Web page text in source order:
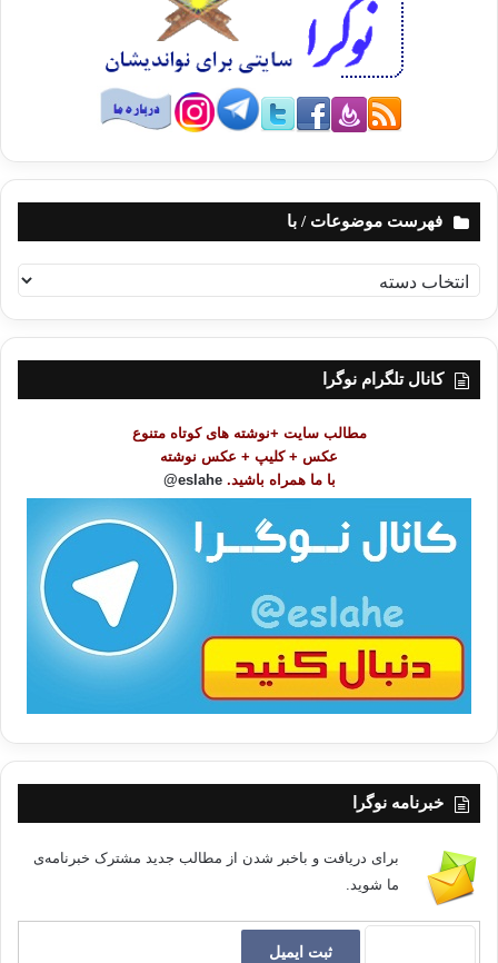
فهرست موضوعات / با
ه
ر
کانال تلگرام نوگرا
مطالب سایت +نوشته های کوتاه متنوع
عکس + کلیپ + عکس نوشته
با ما همراه باشید. eslahe@
خبرنامه نوگرا
برای دریافت و باخبر شدن از مطالب جدید مشترک خبرنامه‌ی
ما شوید.